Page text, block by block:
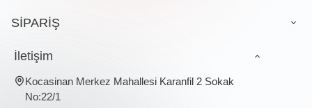
SİPARİŞ
İletişim
Kocasinan Merkez Mahallesi Karanfil 2 Sokak
No:22/1